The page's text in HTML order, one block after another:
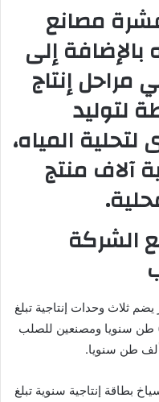
مصانع
بالإضافة إلى
مراحل إنتاج
لتوليد
المياه،
آلاف منتج
الشركة
ثلاث وحدات إنتاجية تبلغ
الإنتاجية التصميمية (1750000) طن سنويا ومصنعين للصلب
ألف طن سنويا.
بطاقة إنتاجية سنوية تبلغ